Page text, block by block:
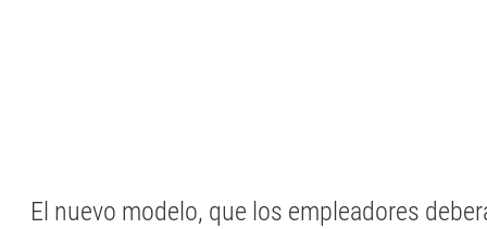
El nuevo modelo, que los empleadores